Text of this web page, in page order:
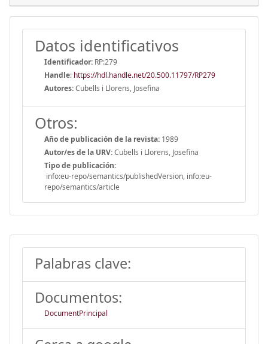
Datos identificativos
Identificador: RP:279
Handle: https://hdl.handle.net/20.500.11797/RP279
Autores:Cubells i Llorens, Josefina
Otros:
Año de publicación de la revista: 1989
Autor/es de la URV:Cubells i Llorens, Josefina
Tipo de publicación:
info:eu-repo/semantics/publishedVersion, info:eu-
repo/semantics/article
Palabras clave:
Documentos:
DocumentPrincipal